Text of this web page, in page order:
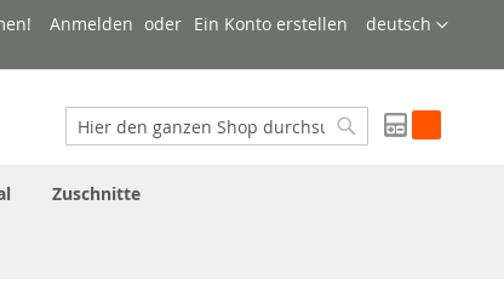
Sprache
deutsch
Anmelden
Ein Konto erstellen
Suche
Zuschnitte